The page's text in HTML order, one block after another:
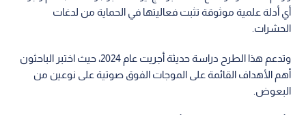
أي أدلة علمية موثوقة تثبت فعاليتها في الحماية من لدغات
الحشرات.
وتدعم هذا الطرح دراسة حديثة أجريت عام 2024، حيث اختبر الباحثون
أهم الأهداف القائمة على الموجات الفوق صوتية على نوعين من
البعوض.